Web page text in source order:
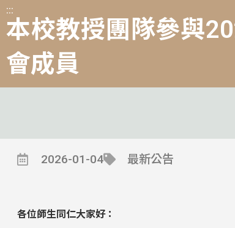
:::
本校教授團隊參與
會成員
2026-01-04 最新公告
各位師生同仁大家好：